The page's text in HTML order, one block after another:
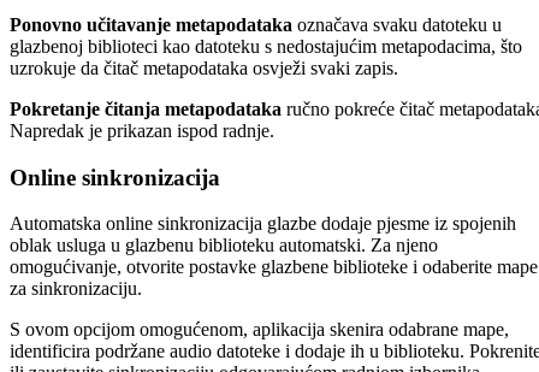
Ponovno učitavanje metapodataka označava svaku datoteku u
glazbenoj biblioteci kao datoteku s nedostajućim metapodacima, što
uzrokuje da čitač metapodataka osvježi svaki zapis.
Pokretanje čitanja metapodataka ručno pokreće čitač
Napredak je prikazan ispod radnje.
Online sinkronizacija
Automatska online sinkronizacija glazbe dodaje pjesme iz spojenih
oblak usluga u glazbenu biblioteku automatski. Za njeno
omogućivanje, otvorite postavke glazbene biblioteke i odaberite mape
za sinkronizaciju.
S ovom opcijom omogućenom, aplikacija skenira odabrane mape,
identificira podržane audio datoteke i dodaje ih u biblioteku.